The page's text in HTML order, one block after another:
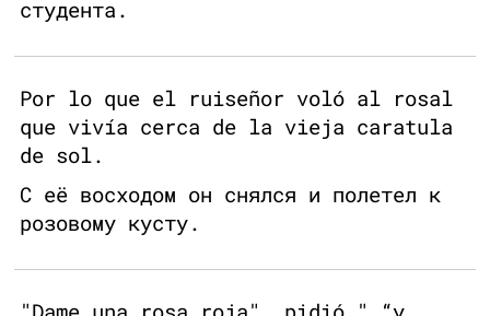
студента.
Por lo que el ruiseñor voló al rosal
que vivía cerca de la vieja caratula
de sol.
С её восходом он снялся и полетел к
розовому кусту.